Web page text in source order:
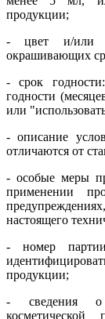
продукции;
- цвет и/или
окрашивающих
- срок
годности
или
- описание
отличаются от
- особые меры
применении
настоящего
- номер
продукции;
- сведения о